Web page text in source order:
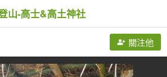
山-高士&高土神社
關注他